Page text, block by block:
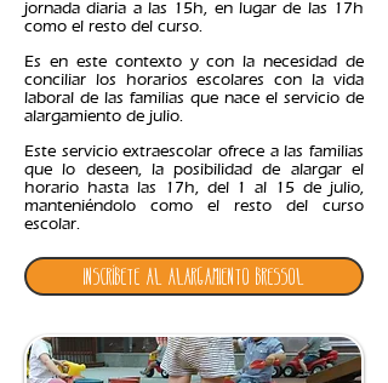
jornada diaria a las 15h, en lugar de las 17h
como el resto del curso.
Es en este contexto y con la necesidad de
conciliar los horarios escolares con la vida
laboral de las familias que nace el servicio de
alargamiento de julio.
Este servicio extraescolar ofrece a las familias
que lo deseen, la posibilidad de alargar el
horario hasta las 17h, del 1 al 15 de julio,
manteniéndolo como el resto del curso
escolar.
INSCRÍBETE AL ALARGAMIENTO BRESSOL